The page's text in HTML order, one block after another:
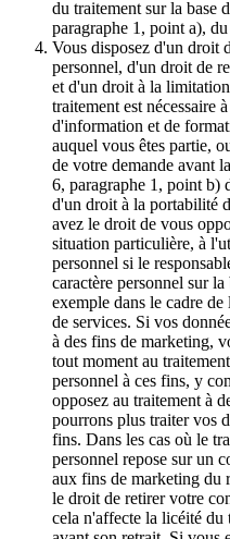
du traitement sur la base
paragraphe 1, point a),
Vous disposez d'un droit
personnel, d'un droit de
et d'un droit à la
traitement est nécessaire
d'information et de
auquel vous êtes partie,
de votre demande avant
6, paragraphe 1, point b)
d'un droit à la portabilité
avez le droit de vous
situation particulière, à
personnel si le
caractère personnel sur
exemple dans le cadre
de services. Si vos
à des fins de marketing,
tout moment au
personnel à ces fins, y
opposez au traitement à
pourrons plus traiter vos
fins. Dans les cas où le
personnel repose sur un
aux fins de marketing du
le droit de retirer votre
cela n'affecte la licéité du